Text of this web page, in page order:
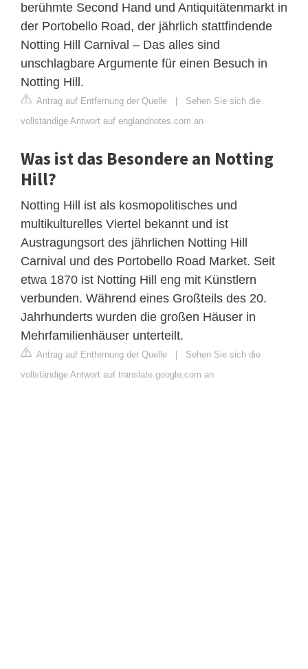
berühmte Second Hand und Antiquitätenmarkt in
der Portobello Road, der jährlich stattfindende
Notting Hill Carnival – Das alles sind
unschlagbare Argumente für einen Besuch in
Notting Hill.
Antrag auf Entfernung der Quelle
Sehen Sie sich die
vollständige Antwort auf englandnotes.com an
Was ist das Besondere an Notting
Hill?
Notting Hill ist als kosmopolitisches und
multikulturelles Viertel bekannt und ist
Austragungsort des jährlichen Notting Hill
Carnival und des Portobello Road Market. Seit
etwa 1870 ist Notting Hill eng mit Künstlern
verbunden. Während eines Großteils des 20.
Jahrhunderts wurden die großen Häuser in
Mehrfamilienhäuser unterteilt.
Antrag auf Entfernung der Quelle
Sehen Sie sich die
vollständige Antwort auf translate.google.com an